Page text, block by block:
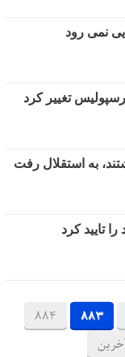
نمی رود
تغییر کرد
به استقلال رفت
883
884